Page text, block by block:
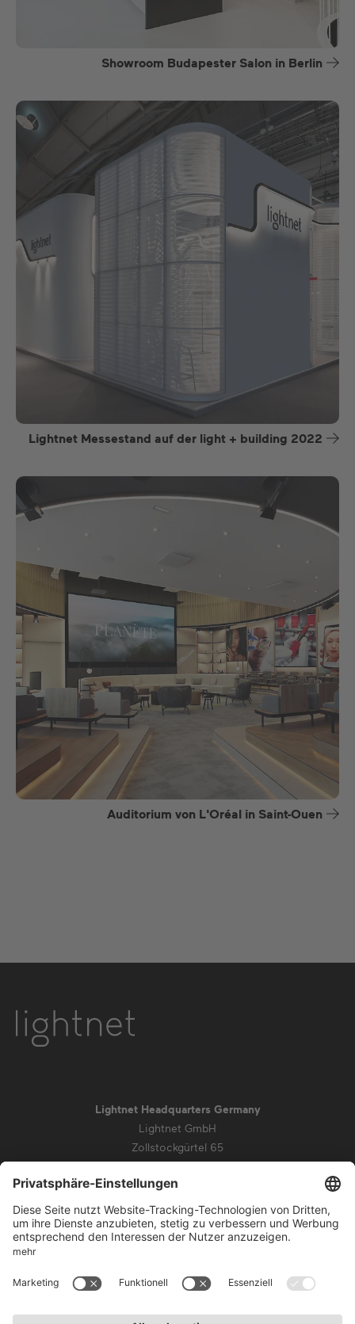
Showroom Budapester Salon in Berlin
Lightnet Messestand auf der light + building 2022
Auditorium von L'Oréal in Saint-Ouen
Lightnet Headquarters Germany
Lightnet GmbH
Zollstockgürtel 65
50969 Köln
Datenschutz